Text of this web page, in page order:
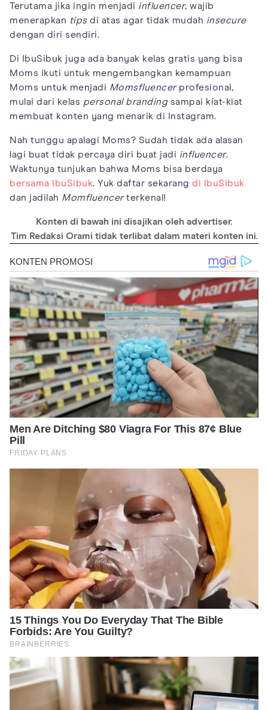
Terutama jika ingin menjadi influencer, wajib
menerapkan tipsdi atas agar tidak mudah insecure
dengan diri sendiri.
Di IbuSibuk juga ada banyak kelas gratis yang bisa
Moms ikuti untuk mengembangkan kemampuan
Moms untuk menjadi Momsfluencerprofesional,
mulai dari kelas personal brandingsampai kiat-kiat
membuat konten yang menarik di Instagram.
Nah tunggu apalagi Moms? Sudah tidak ada alasan
lagi buat tidak percaya diri buat jadi influencer.
Waktunya tunjukan bahwa Moms bisa berdaya
bersama IbuSibuk. Yuk daftar sekarang di IbuSibuk
dan jadilah Momfluencerterkenal!
Konten di bawah ini disajikan oleh advertiser.
Tim Redaksi Orami tidak terlibat dalam materi konten ini.